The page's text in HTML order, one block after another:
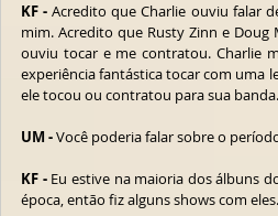
KF - Acredito que Charlie ouviu falar
mim. Acredito que Rusty Zinn e Doug
ouviu tocar e me contratou. Charlie
experiência fantástica tocar com uma
ele tocou ou contratou para sua banda.
UM - Você poderia falar sobre o
KF - Eu estive na maioria dos álbuns
época, então fiz alguns shows com